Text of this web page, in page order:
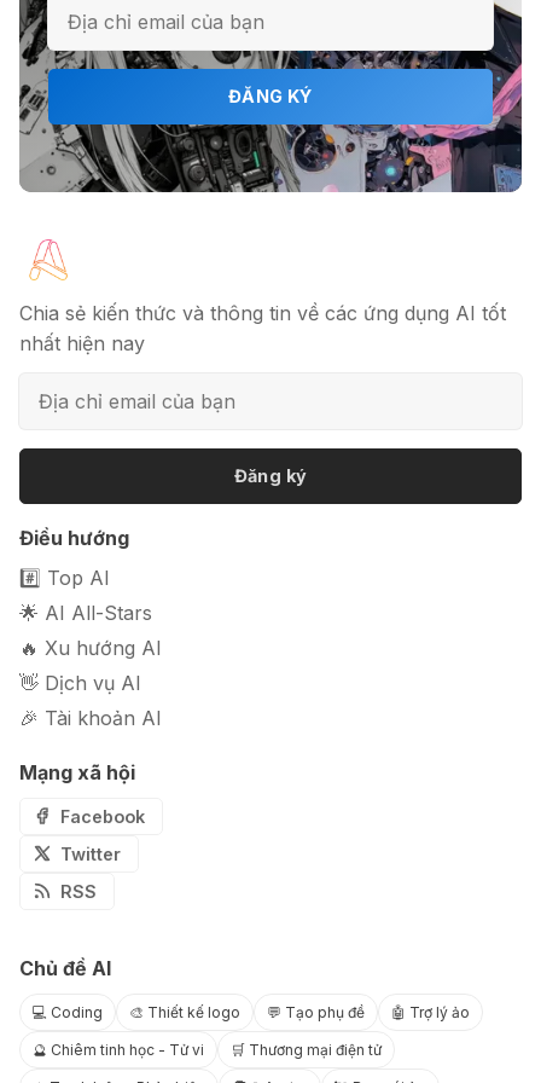
🎗️ Logomaster.ai: Thiết kế logo
chuyên nghiệp trong 5 phút
ảnh sản phẩm chuyên nghiệp
ĐĂNG KÝ
Chia sẻ kiến thức và thông tin về các ứng dụng AI tốt
nhất hiện nay
Đăng ký
Điều hướng
#️⃣ Top AI
🌟 AI All-Stars
🔥 Xu hướng AI
👋 Dịch vụ AI
🎉 Tài khoản AI
Mạng xã hội
Facebook
Twitter
RSS
Chủ đề AI
💻 Coding 🎨 Thiết kế logo 💬 Tạo phụ đề 🤖 Trợ lý ảo
🔮 Chiêm tinh học - Tử vi 🛒 Thương mại điện tử